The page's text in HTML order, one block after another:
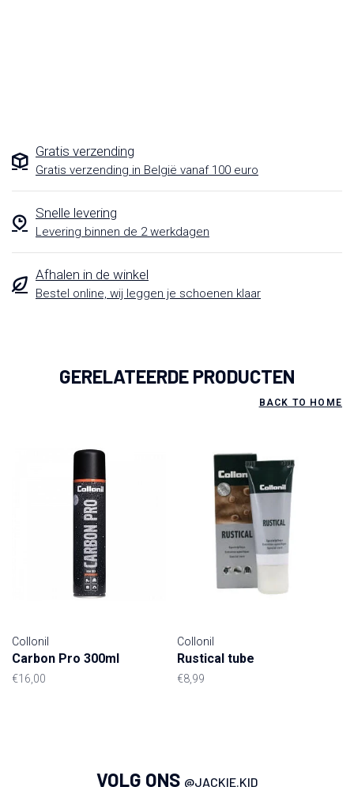
Gratis verzending
Gratis verzending in België vanaf 100 euro
Snelle levering
Levering binnen de 2 werkdagen
Afhalen in de winkel
Bestel online, wij leggen je schoenen klaar
GERELATEERDE PRODUCTEN
BACK TO HOME
Collonil
Carbon Pro 300ml
€16,00
Collonil
Rustical tube
€8,99
VOLG ONS @JACKIE.KID